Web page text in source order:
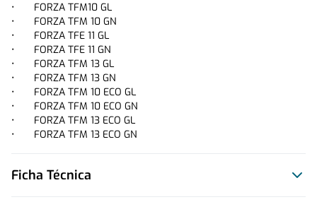
• 	FORZA TFM10 GL
• 	FORZA TFM 10 GN
• 	FORZA TFE 11 GL
• 	FORZA TFE 11 GN
• 	FORZA TFM 13 GL
• 	FORZA TFM 13 GN
• 	FORZA TFM 10 ECO GL
• 	FORZA TFM 10 ECO GN
• 	FORZA TFM 13 ECO GL
• 	FORZA TFM 13 ECO GN
Ficha Técnica